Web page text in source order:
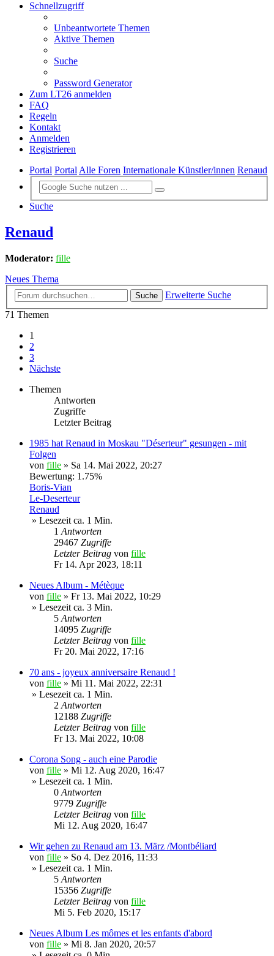
Schnellzugriff
Unbeantwortete Themen
Aktive Themen
Suche
Password Generator
Zum LT26 anmelden
FAQ
Regeln
Kontakt
Anmelden
Registrieren
Portal PortalAlle Foren Internationale Künstler/innen Renaud
Suche
Renaud
Moderator: fille
Neues Thema
Suche
Erweiterte Suche
71 Themen
1
2
3
Nächste
Themen
Antworten
Zugriffe
Letzter Beitrag
1985 hat Renaud in Moskau "Déserteur" gesungen - mit
Folgen
von fille » Sa 14. Mai 2022, 20:27
Bewertung: 1.75%
Boris-Vian
Le-Deserteur
Renaud
» Lesezeit ca. 1 Min.
1Antworten
29467 Zugriffe
Letzter Beitrag von fille
Fr 14. Apr 2023, 18:11
Neues Album - Métèque
von fille » Fr 13. Mai 2022, 10:29
» Lesezeit ca. 3 Min.
5Antworten
14095 Zugriffe
Letzter Beitrag von fille
Fr 20. Mai 2022, 17:16
70 ans - joyeux anniversaire Renaud !
von fille » Mi 11. Mai 2022, 22:31
» Lesezeit ca. 1 Min.
2Antworten
12188 Zugriffe
Letzter Beitrag von fille
Fr 13. Mai 2022, 10:08
Corona Song - auch eine Parodie
von fille » Mi 12. Aug 2020, 16:47
» Lesezeit ca. 1 Min.
0Antworten
9779 Zugriffe
Letzter Beitrag von fille
Mi 12. Aug 2020, 16:47
Wir gehen zu Renaud am 13. März /Montbéliard
von fille » So 4. Dez 2016, 11:33
» Lesezeit ca. 1 Min.
5Antworten
15356 Zugriffe
Letzter Beitrag von fille
Mi 5. Feb 2020, 15:17
Neues Album Les mômes et les enfants d'abord
von fille » Mi 8. Jan 2020, 20:57